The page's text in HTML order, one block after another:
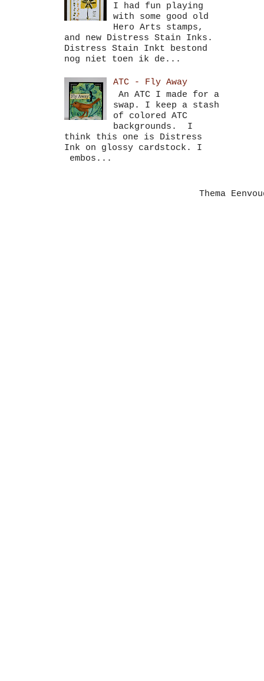
I had fun playing
with some good old
Hero Arts stamps,
and new Distress Stain Inks.
Distress Stain Inkt bestond
nog niet toen ik de...
ATC - Fly Away
An ATC I made for a
swap. I keep a stash
of colored ATC
backgrounds. I
think this one is Distress
Ink on glossy cardstock. I
embos...
Thema